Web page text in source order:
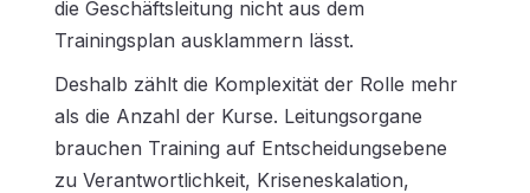
die Geschäftsleitung nicht aus dem
Trainingsplan ausklammern lässt.
Deshalb zählt die Komplexität der Rolle mehr
als die Anzahl der Kurse. Leitungsorgane
brauchen Training auf Entscheidungsebene
zu Verantwortlichkeit, Kriseneskalation,